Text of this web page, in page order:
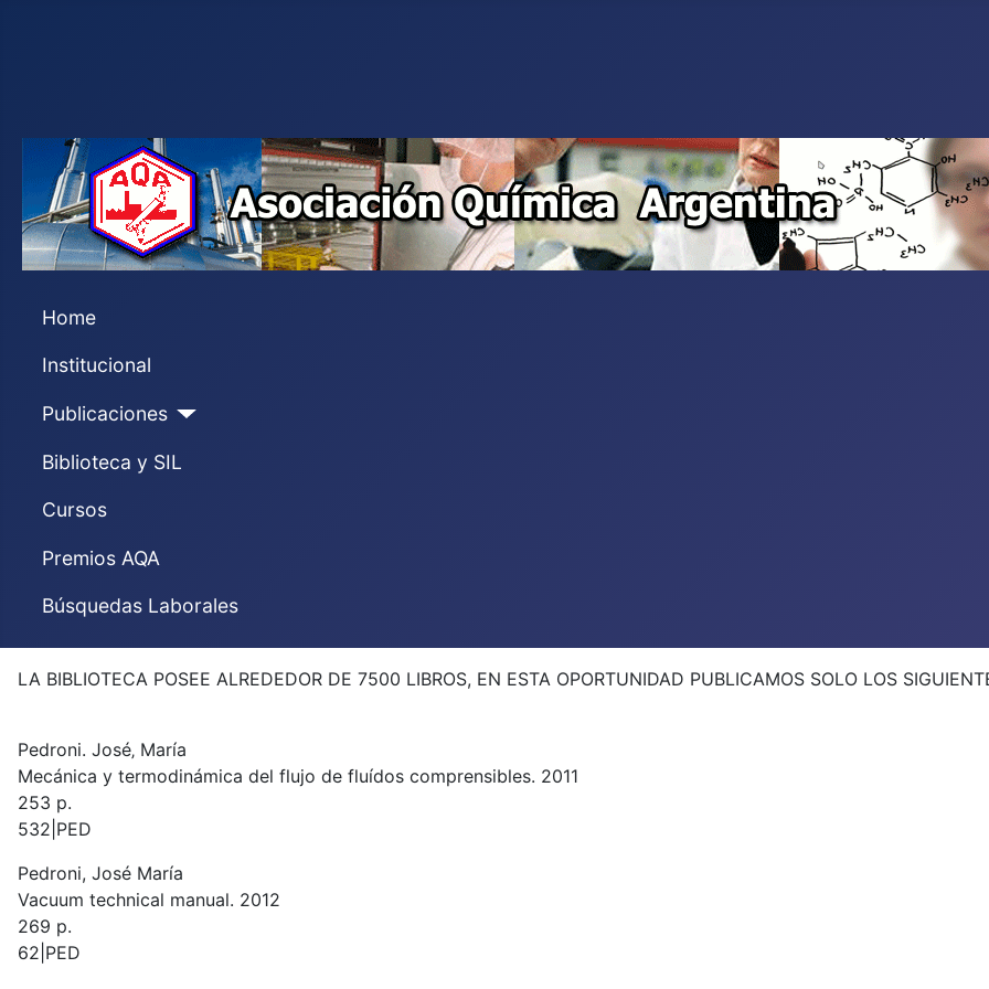
Home
Institucional
Publicaciones
Biblioteca y SIL
Cursos
Premios AQA
Búsquedas Laborales
LA BIBLIOTECA POSEE ALREDEDOR DE 7500 LIBROS, EN ESTA OPORTUNIDAD PUBLICAMOS SOLO LOS
Pedroni. José‚ María
Mecánica y termodinámica del flujo de fluídos comprensibles. 2011
253 p.
532|PED
Pedroni, José María
Vacuum technical manual. 2012
269 p.
62|PED